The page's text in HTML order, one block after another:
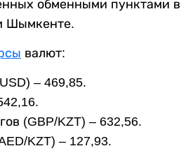
обменными пунктами в
Шымкенте.
валют:
– 469,85.
(GBP/KZT) – 632,56.
KZT) – 127,93.